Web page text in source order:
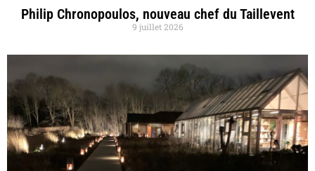
Philip Chronopoulos, nouveau chef du Taillevent
9 juillet 2026